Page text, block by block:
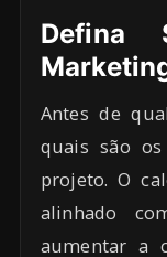
Defina
Antes de
quais são
projeto. O
alinhado
aumentar a